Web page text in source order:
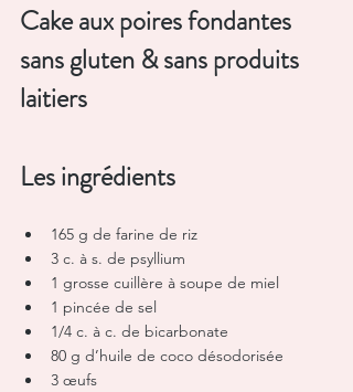
Cake aux poires fondantes
sans gluten & sans produits
laitiers
Les ingrédients
165 g de farine de riz
3 c. à s. de psyllium
1 grosse cuillère à soupe de miel
1 pincée de sel
1/4 c. à c. de bicarbonate
80 g d’huile de coco désodorisée
3 œufs